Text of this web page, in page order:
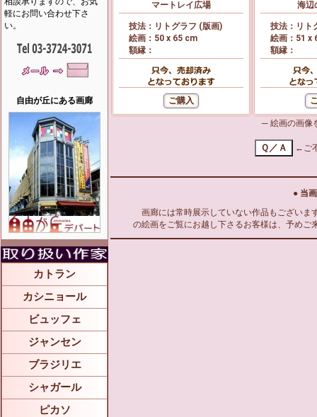
軽にお問い合わせ下さ
い。
自由が丘にある画廊
カトラン
カシニョール
ビュッフェ
ジャンセン
ブラジリエ
シャガール
ピカソ
マートレイ広場
技法：リトグラフ (版画)
絵画：50 x 65 cm
額縁：
海辺
技法：リト
絵画：51 x
額縁：
─ 絵画の画像
←ご
● 当
画廊には常時展示していない作品もございま
の絵画をご覧にお越し下さるお客様は、予め